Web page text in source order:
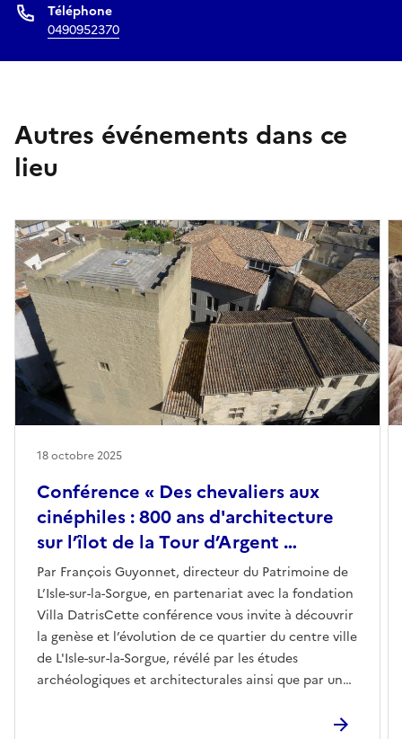
Téléphone
0490952370
Autres événements dans ce
lieu
Conférence « Des chevaliers aux
cinéphiles : 800 ans d'architecture
sur l’îlot de la Tour d’Argent …
Par François Guyonnet, directeur du Patrimoine de
L’Isle-sur-la-Sorgue, en partenariat avec la fondation
Villa DatrisCette conférence vous invite à découvrir
la genèse et l’évolution de ce quartier du centre ville
de L'Isle-sur-la-Sorgue, révélé par les études
archéologiques et architecturales ainsi que par un
18 octobre 2025